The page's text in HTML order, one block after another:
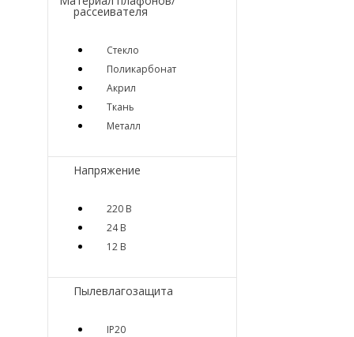
рассеивателя
Стекло
Поликарбонат
Акрил
Ткань
Металл
Напряжение
220 В
24 В
12 В
Пылевлагозащита
IP20